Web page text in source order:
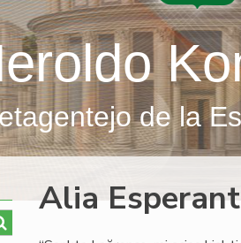
de la
Alia